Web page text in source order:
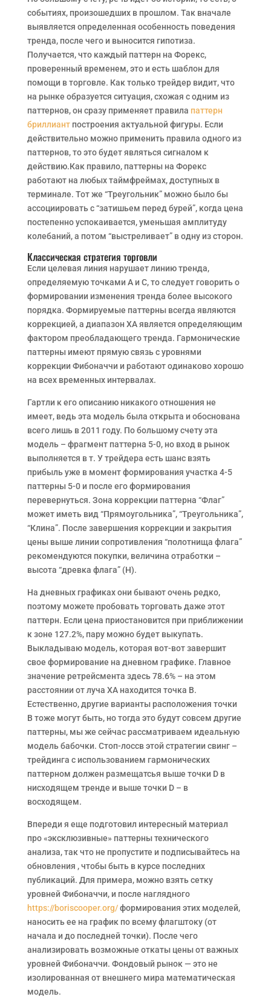
событиях, произошедших в прошлом. Так вначале
выявляется определенная особенность поведения
тренда, после чего и выносится гипотиза.
Получается, что каждый паттерн на Форекс,
проверенный временем, это и есть шаблон для
помощи в торговле. Как только трейдер видит, что
на рынке образуется ситуация, схожая с одним из
паттернов, он сразу применяет правила паттерн
бриллиантпостроения актуальной фигуры. Если
действительно можно применить правила одного из
паттернов, то это будет являться сигналом к
действию.Как правило, паттерны на Форекс
работают на любых таймфреймах, доступных в
терминале. Тот же “Треугольник” можно было бы
ассоциировать с “затишьем перед бурей”, когда цена
постепенно успокаивается, уменьшая амплитуду
колебаний, а потом “выстреливает” в одну из сторон.
Классическая стратегия торговли
Если целевая линия нарушает линию тренда,
определяемую точками A и C, то следует говорить о
формировании изменения тренда более высокого
порядка. Формируемые паттерны всегда являются
коррекцией, а диапазон XA является определяющим
фактором преобладающего тренда. Гармонические
паттерны имеют прямую связь с уровнями
коррекции Фибоначчи и работают одинаково хорошо
на всех временных интервалах.
Гартли к его описанию никакого отношения не
имеет, ведь эта модель была открыта и обоснована
всего лишь в 2011 году. По большому счету эта
модель – фрагмент паттерна 5-0, но вход в рынок
выполняется в т. У трейдера есть шанс взять
прибыль уже в момент формирования участка 4-5
паттерны 5-0 и после его формирования
перевернуться. Зона коррекции паттерна “Флаг”
может иметь вид “Прямоугольника”, “Треугольника”,
“Клина”. После завершения коррекции и закрытия
цены выше линии сопротивления “полотнища флага”
рекомендуются покупки, величина отработки –
высота “древка флага” (Н).
На дневных графиках они бывают очень редко,
поэтому можете пробовать торговать даже этот
паттерн. Если цена приостановится при приближении
к зоне 127.2%, пару можно будет выкупать.
Выкладываю модель, которая вот-вот завершит
свое формирование на дневном графике. Главное
значение ретрейсмента здесь 78.6% – на этом
расстоянии от луча XA находится точка B.
Естественно, другие варианты расположения точки
B тоже могут быть, но тогда это будут совсем другие
паттерны, мы же сейчас рассматриваем идеальную
модель бабочки. Стоп-лоссв этой стратегии свинг –
трейдинга с использованием гармонических
паттерном должен размещатсья выше точки D в
нисходящем тренде и выше точки D – в
восходящем.
Впереди я еще подготовил интересный материал
про «эксклюзивные» паттерны технического
анализа, так что не пропустите и подписывайтесь на
обновления , чтобы быть в курсе последних
публикаций. Для примера, можно взять сетку
уровней Фибоначчи, и после наглядного
https://boriscooper.org/формирования этих моделей,
наносить ее на график по всему флагштоку (от
начала и до последней точки). После чего
анализировать возможные откаты цены от важных
уровней Фибоначчи. Фондовый рынок — это не
изолированная от внешнего мира математическая
модель.